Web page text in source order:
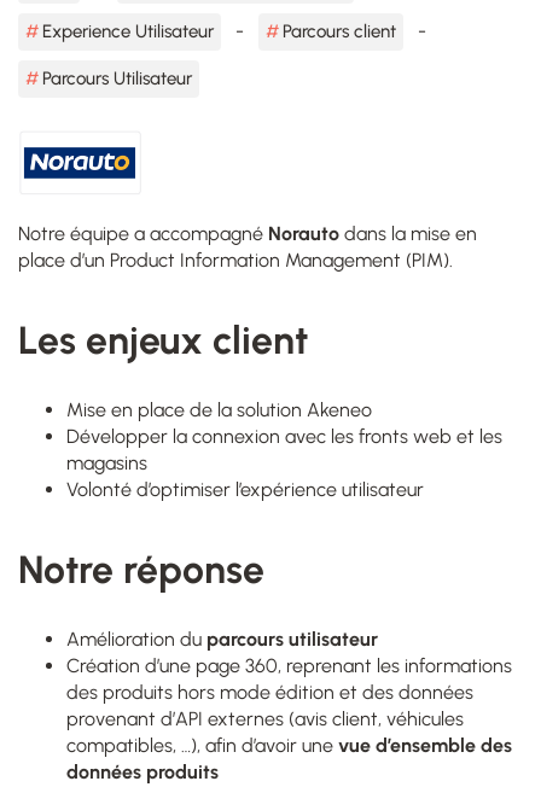
Experience Utilisateur Parcours client
Parcours Utilisateur
Notre équipe a accompagné Norauto dans la mise en
place d’un Product Information Management (PIM).
Les enjeux client
Mise en place de la solution Akeneo
Développer la connexion avec les fronts web et les
magasins
Volonté d’optimiser l’expérience utilisateur
Notre réponse
Amélioration du parcours utilisateur
Création d’une page 360, reprenant les informations
des produits hors mode édition et des données
provenant d’API externes (avis client, véhicules
compatibles, …), afin d’avoir une vue d’ensemble des
données produits